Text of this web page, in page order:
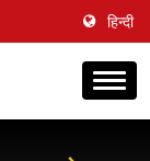
हिन्दी